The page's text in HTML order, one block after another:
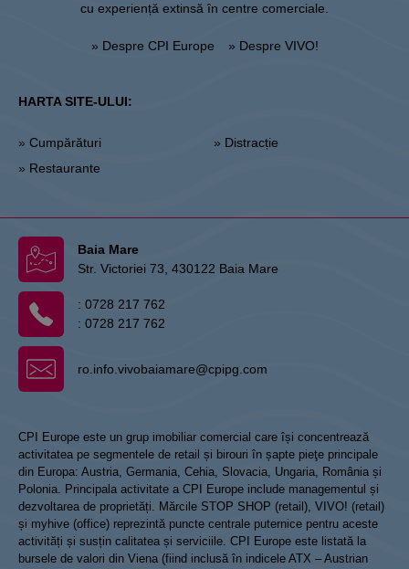
cu experiență extinsă în centre comerciale.
» Despre CPI Europe » Despre VIVO!
HARTA SITE-ULUI:
» Cumpărături
» Restaurante
» Distracție
Baia Mare
Str. Victoriei 73, 430122 Baia Mare
: 0728 217 762
: 0728 217 762
ro.info.vivobaiamare@cpipg.com
CPI Europe este un grup imobiliar comercial care își concentrează
activitatea pe segmentele de retail și birouri în șapte pieţe principale
din Europa: Austria, Germania, Cehia, Slovacia, Ungaria, România și
Polonia. Principala activitate a CPI Europe include managementul și
dezvoltarea de proprietăți. Mărcile STOP SHOP (retail), VIVO! (retail)
și myhive (office) reprezintă puncte centrale puternice pentru aceste
activități și susțin calitatea și serviciile. CPI Europe este listată la
bursele de valori din Viena (fiind inclusă în indicele ATX – Austrian